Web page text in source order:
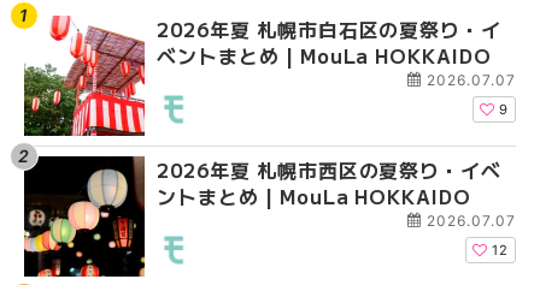
2026年夏 札幌市白石区の夏祭り・イ
ベントまとめ | MouLa HOKKAIDO
2026.07.07
9
2026年夏 札幌市西区の夏祭り・イベ
ントまとめ | MouLa HOKKAIDO
2026.07.07
12
2026年夏 札幌市西区
ントまとめ | MouLa
【2026年最新】札幌
ガーデン｜オープン日
大通公園から穴場テ
【2026年最新】札幌
ガーデン｜オープン日
大通公園から穴場テ
2026年夏 札幌市北区
ントまとめ | MouLa